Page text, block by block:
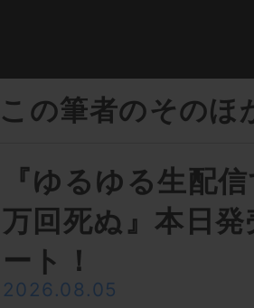
この筆者のそのほ
『ゆるゆる生配
万回死ぬ』本日
ート！
2026.08.05